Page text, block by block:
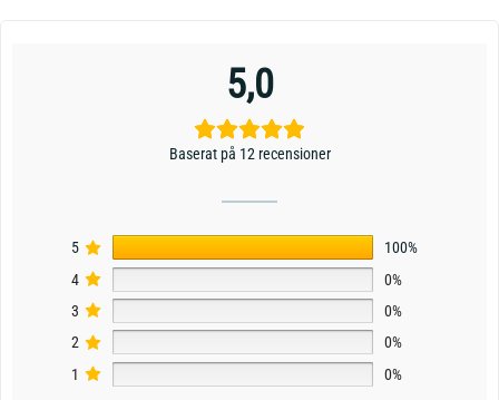
5,0
Baserat på 12 recensioner
5
100%
4
0%
3
0%
2
0%
1
0%